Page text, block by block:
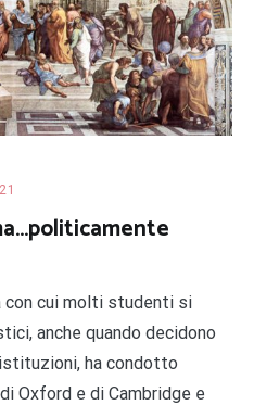
con cui molti studenti si
anche quando decidono
ha condotto
Oxford e di Cambridge e